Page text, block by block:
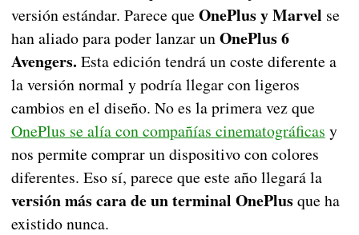
versión estándar. Parece que OnePlus y Marvel se
han aliado para poder lanzar unOnePlus 6
Avengers. Esta edición tendrá un coste diferente a
la versión normal y podría llegar con ligeros
cambios en el diseño. No es la primera vez que
OnePlus se alía con compañías cinematográficas y
nos permite comprar un dispositivo con colores
diferentes. Eso sí, parece que este año llegará la
versión más cara de un terminal OnePlus que ha
existido nunca.